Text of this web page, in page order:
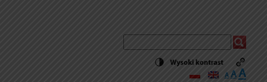
A
Decrease
font
A Reset
A